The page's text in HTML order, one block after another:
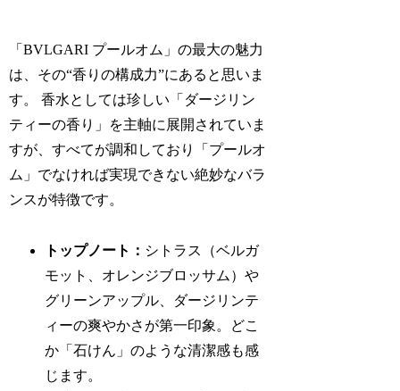
「BVLGARI プールオム」の最大の魅力
は、その“香りの構成力”にあると思いま
す。 香水としては珍しい「ダージリン
ティーの香り」を主軸に展開されていま
すが、すべてが調和しており「プールオ
ム」でなければ実現できない絶妙なバラ
ンスが特徴です。
トップノート： シトラス（ベルガ
モット、オレンジブロッサム）や
グリーンアップル、ダージリンテ
ィーの爽やかさが第一印象。どこ
か「石けん」のような清潔感も感
じます。